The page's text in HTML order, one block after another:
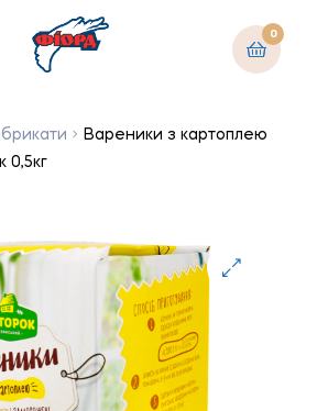
0
Вареники з картоплею
0,5кг